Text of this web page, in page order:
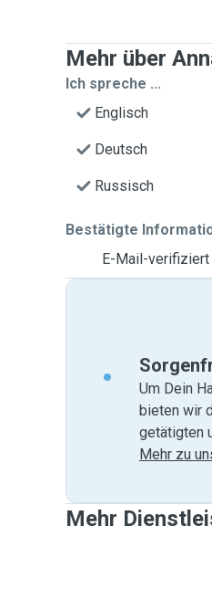
Mehr über
Ich spreche ...
Englisch
Deutsch
Russisch
Bestätigte
E-Mail-verifiziert
Um Dein
bieten wir
getätigten
Mehr zu
Mehr